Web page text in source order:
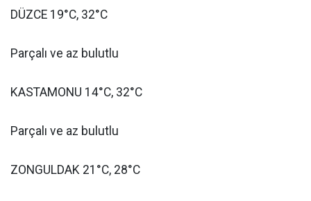
DÜZCE 19°C, 32°C
Parçalı ve az bulutlu
KASTAMONU 14°C, 32°C
Parçalı ve az bulutlu
ZONGULDAK 21°C, 28°C